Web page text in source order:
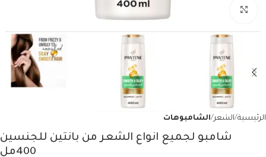
الرئيسية الشعر الشامبوهات
شامبو لجميع انواع الشعر من بانتين للجنسين
400مل